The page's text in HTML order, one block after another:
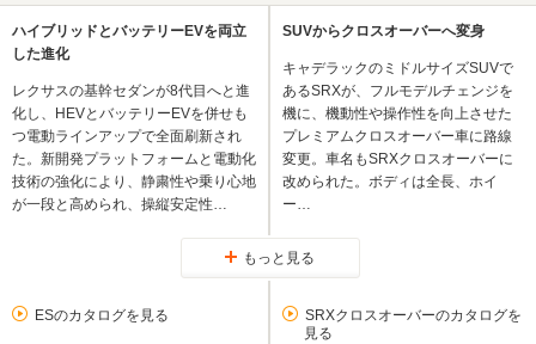
ハイブリッドとバッテリーEVを両立
した進化
レクサスの基幹セダンが8代目へと進
化し、HEVとバッテリーEVを併せも
つ電動ラインアップで全面刷新され
た。新開発プラットフォームと電動化
技術の強化により、静粛性や乗り心地
が一段と高められ、操縦安定性…
SUVからクロスオーバーへ変身
キャデラックのミドルサイズSUVで
あるSRXが、フルモデルチェンジを
機に、機動性や操作性を向上させた
プレミアムクロスオーバー車に路線
変更。車名もSRXクロスオーバーに
改められた。ボディは全長、ホイ
ー…
もっと見る
ESのカタログを見る
SRXクロスオーバーのカタログを
見る